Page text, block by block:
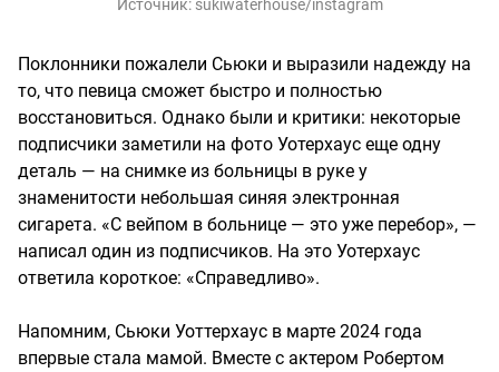
Источник: sukiwaterhouse/instagram
Поклонники пожалели Сьюки и выразили надежду на
то, что певица сможет быстро и полностью
восстановиться. Однако были и критики: некоторые
подписчики заметили на фото Уотерхаус еще одну
деталь — на снимке из больницы в руке у
знаменитости небольшая синяя электронная
сигарета. «С вейпом в больнице — это уже перебор», —
написал один из подписчиков. На это Уотерхаус
ответила короткое: «Справедливо».
Напомним, Сьюки Уоттерхаус в марте 2024 года
впервые стала мамой. Вместе с актером Робертом